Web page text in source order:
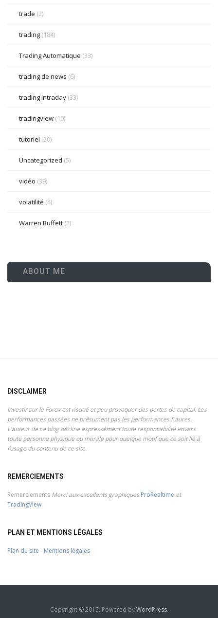
trade (2)
trading (184)
Trading Automatique (33)
trading de news (6)
trading intraday (33)
tradingview (10)
tutoriel (20)
Uncategorized (5)
vidéo (39)
volatilité (4)
Warren Buffett (2)
ABOUT ME
DISCLAIMER
Investir sur le Forex est risqué et peu provoquer des pertes de capital. Les
performances passées ne présument pas les performances futures.
L'auteur de ce blog décline expressément toute responsabilité envers
toute personne physique ou morale pour quelque motif que ce soit lié à
l’usage du contenu de ce site.
REMERCIEMENTS
Remerciements Merci aux excellents graphiques ProRealtime et
TradingView
PLAN ET MENTIONS LÉGALES
Plan du site - Mentions légales
Copyright © 2015. Powered byWordPress.